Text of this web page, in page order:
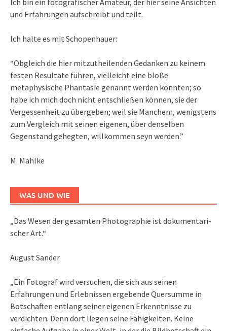
Ich bin ein fotografischer Amateur, der hier seine Ansichten
und Erfahrungen aufschreibt und teilt.
Ich halte es mit Schopenhauer:
“Obgleich die hier mitzutheilenden Gedanken zu keinem
festen Resultate führen, vielleicht eine bloße
metaphysische Phantasie genannt werden könnten; so
habe ich mich doch nicht entschließen können, sie der
Vergessenheit zu übergeben; weil sie Manchem, wenigstens
zum Vergleich mit seinen eigenen, über denselben
Gegenstand gehegten, willkommen seyn werden.”
M. Mahlke
WAS UND WIE
„Das We­sen der ge­sam­ten Pho­to­gra­phie ist do­ku­men­ta­ri­
scher Art.“
August Sander
„Ein Fotograf wird versuchen, die sich aus seinen
Erfahrungen und Erlebnissen ergebende Quersumme in
Botschaften entlang seiner eigenen Erkenntnisse zu
verdichten. Denn dort liegen seine Fähigkeiten. Keine